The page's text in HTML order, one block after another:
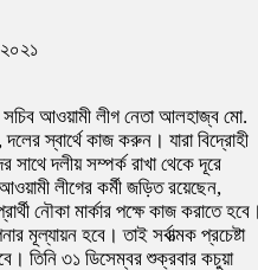
সচিব আওয়ামী লীগ নেতা আলহাজ্ব মো.
স্বার্থে কাজ করুন। যারা বিদ্রোহী
সাথে দলীয় সম্পর্ক রাখা থেকে দূরে
লীগের কর্মী জড়িত রয়েছেন,
নৌকা মার্কার পক্ষে কাজ করাতে
মূল্যায়ন হবে। তাই সর্বাত্মক প্রচেষ্টা
তিনি ৩১ ডিসেম্বর শুক্রবার কচুয়া